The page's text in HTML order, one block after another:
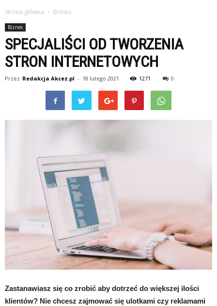
Strona główna Biznes
Biznes
SPECJALIŚCI OD TWORZENIA
STRON INTERNETOWYCH
Przez Redakcja Akcez.pl - 18 lutego 2021 1271 0
Zastanawiasz się co zrobić aby dotrzeć do większej ilości
klientów? Nie chcesz zajmować się ulotkami czy reklamami